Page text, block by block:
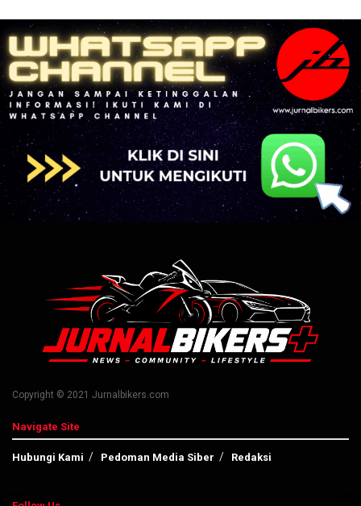
Copyright © 2021 Jurnalbikers.com
Navigate Site
Hubungi Kami Pedoman Media Siber Redaksi